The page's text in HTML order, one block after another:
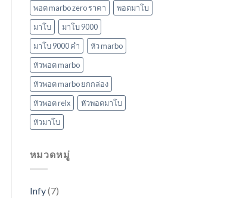
พอต marbo zero ราคา
พอตมาโบ
มาโบ
มาโบ 9000
มาโบ 9000 คํา
หัว marbo
หัวพอต marbo
หัวพอต marbo ยกกล่อง
หัวพอต relx
หัวพอตมาโบ
หัวมาโบ
หมวดหมู่
Infy(7)